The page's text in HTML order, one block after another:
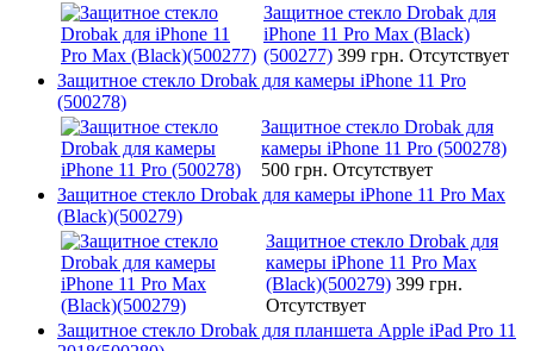
Защитное стекло Drobak для
iPhone 11 Pro Max (Black)
(500277) 399 грн. Отсутствует
Защитное стекло Drobak для камеры iPhone 11 Pro
(500278)
Защитное стекло Drobak для
камеры iPhone 11 Pro (500278)
500 грн. Отсутствует
Защитное стекло Drobak для камеры iPhone 11 Pro Max
(Black)(500279)
Защитное стекло Drobak для
камеры iPhone 11 Pro Max
(Black)(500279) 399 грн.
Отсутствует
Защитное стекло Drobak для планшета Apple iPad Pro 11